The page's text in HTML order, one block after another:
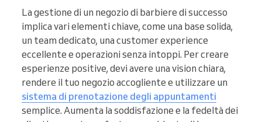
La gestione di un negozio di barbiere di successo
implica vari elementi chiave, come una base solida,
un team dedicato, una customer experience
eccellente e operazioni senza intoppi. Per creare
esperienze positive, devi avere una vision chiara,
rendere il tuo negozio accogliente e utilizzare un
sistema di prenotazione degli appuntamenti
semplice. Aumenta la soddisfazione e la fedeltà dei